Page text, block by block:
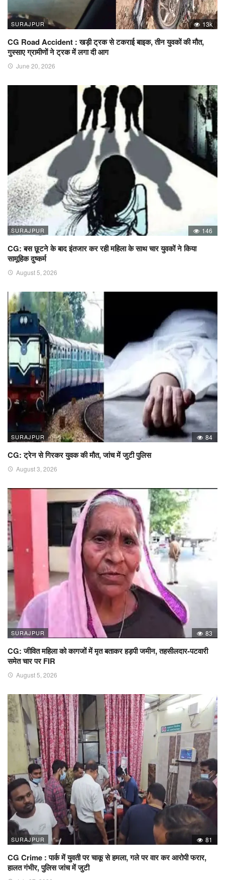
SURAJPUR 13k
CG Road Accident : खड़ी ट्रक से टकराई बाइक, तीन युवकों की मौत,
गुस्साए ग्रामीणों ने ट्रक में लगा दी आग
June 20, 2026
SURAJPUR 146
CG: बस छूटने के बाद इंतजार कर रही महिला के साथ चार युवकों ने किया
सामूहिक दुष्कर्म
August 5, 2026
SURAJPUR 84
CG: ट्रेन से गिरकर युवक की मौत, जांच में जुटी पुलिस
August 3, 2026
SURAJPUR 83
CG: जीवित महिला को कागजों में मृत बताकर हड़पी जमीन, तहसीलदार-पटवारी
समेत चार पर FIR
August 5, 2026
SURAJPUR 81
CG Crime : पार्क में युवती पर चाकू से हमला, गले पर वार कर आरोपी फरार,
हालत गंभीर, पुलिस जांच में जुटी